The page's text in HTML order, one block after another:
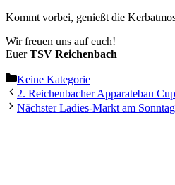
Kommt vorbei, genießt die
Wir freuen uns auf euch!
EuerTSV Reichenbach
Kategorien
Keine Kategorie
2. Reichenbacher Apparatebau
Nächster Ladies-Markt am